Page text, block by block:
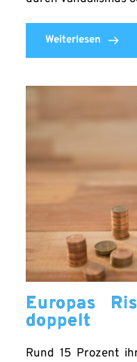
Weiterlesen
Europas
doppelt
Rund 15 Prozent